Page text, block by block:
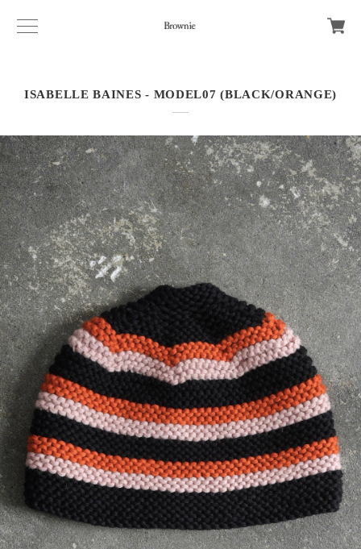
ISABELLE BAINES - MODEL07 (BLACK/ORANGE)